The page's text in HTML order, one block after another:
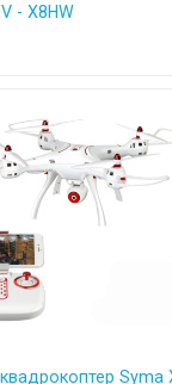
- X8HW
Syma